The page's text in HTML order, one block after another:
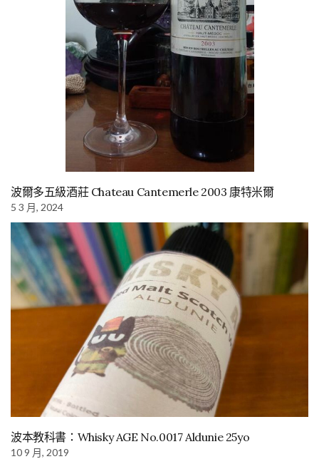
波爾多五級酒莊 Chateau Cantemerle 2003 康特米爾
5 3 月, 2024
波本教科書：Whisky AGE No.0017 Aldunie 25yo
10 9 月, 2019